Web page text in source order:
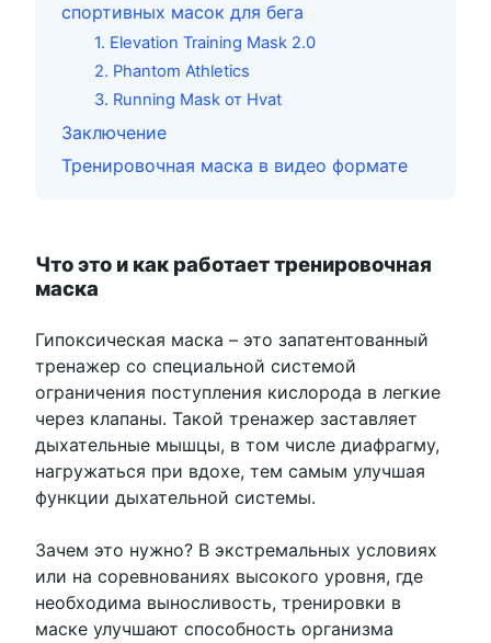
спортивных масок для бега
1. Elevation Training Mask 2.0
2. Phantom Athletics
3. Running Mask от Hvat
Заключение
Тренировочная маска в видео формате
Что это и как работает тренировочная
маска
Гипоксическая маска – это запатентованный
тренажер со специальной системой
ограничения поступления кислорода в легкие
через клапаны. Такой тренажер заставляет
дыхательные мышцы, в том числе диафрагму,
нагружаться при вдохе, тем самым улучшая
функции дыхательной системы.
Зачем это нужно? В экстремальных условиях
или на соревнованиях высокого уровня, где
необходима выносливость, тренировки в
маске улучшают способность организма